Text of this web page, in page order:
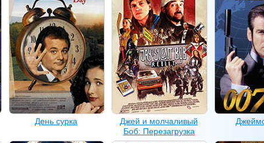
День сурка
Джей и молчаливый
Боб: Перезагрузка